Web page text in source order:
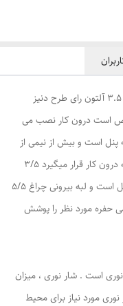
است درون کار نصب می
پنل است و بیش از نیمی از
چراغ درون کار می باشد. قطر داخلی محصول که درون کار قرار میگیرد 3/5
سانتی متر است و این میزان، اندازه فنر تا فنر پنل است و لبه بیرونی چراغ 5/5
حفره مورد نظر را پوشش
است . شار نوری ، میزان
مورد نیاز برای محیط